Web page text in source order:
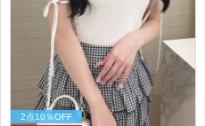
2点10％OFF